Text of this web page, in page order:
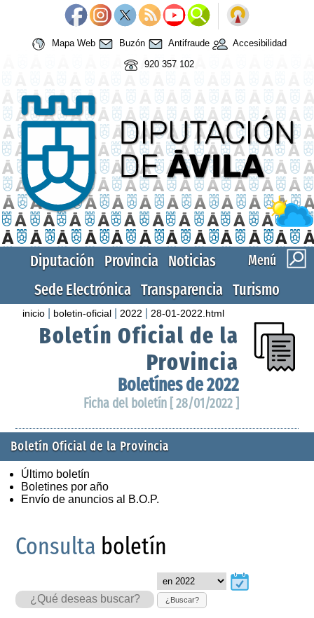
Mapa Web Buzón Antifraude
Accesibilidad
920 357 102
Menú
Diputación Provincia Noticias
Sede Electrónica Transparencia Turismo
inicio boletin-oficial 2022 28-01-2022.html
Boletín Oficial de la
Provincia
Boletínes de 2022
Ficha del boletín [ 28/01/2022 ]
Boletín Oficial de la Provincia
Último boletín
Boletines por año
Envío de anuncios al B.O.P.
Consulta boletín
¿Buscar?